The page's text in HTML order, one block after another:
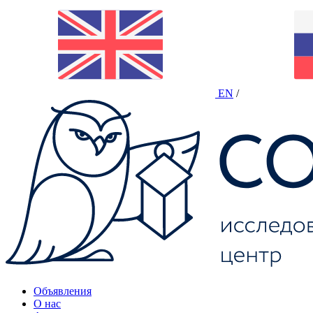
EN /
Объявления
О нас